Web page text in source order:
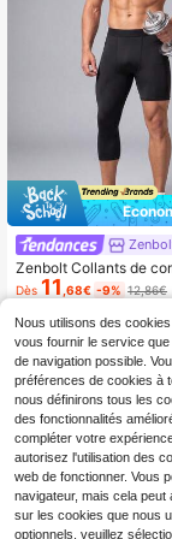
Zenbolt Collants de
ymétriques à une
es, leggings capri
e, couche de base
basketball & la gym
Dès 11 ,68€ -9% 12,86€
Nous utilisons des
vous fournir le service
de navigation possible.
préférences de cookies à
nous définirons tous les
des fonctionnalités
compléter votre
autorisez l'utilisation des
web de fonctionner. Vous
navigateur, mais cela
sur les cookies que nous
optionnels, veuillez